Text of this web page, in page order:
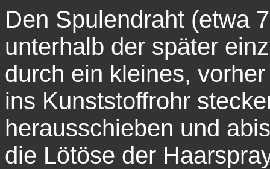
Den Spulendraht (etwa
unterhalb der später
durch ein kleines,
ins Kunststoffrohr
herausschieben und
die Lötöse der